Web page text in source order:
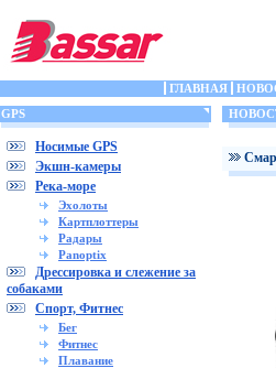
ГЛАВНАЯ
GPS
Носимые GPS
Экшн-камеры
Река-море
Эхолоты
Картплоттеры
Радары
Panoptix
Дрессировка и слежение за
собаками
Спорт, Фитнес
Бег
Фитнес
Плавание